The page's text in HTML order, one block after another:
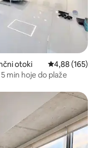
otoki Povprečna
4,88 (165)
min hoje do plaže
»Izbira gostov«